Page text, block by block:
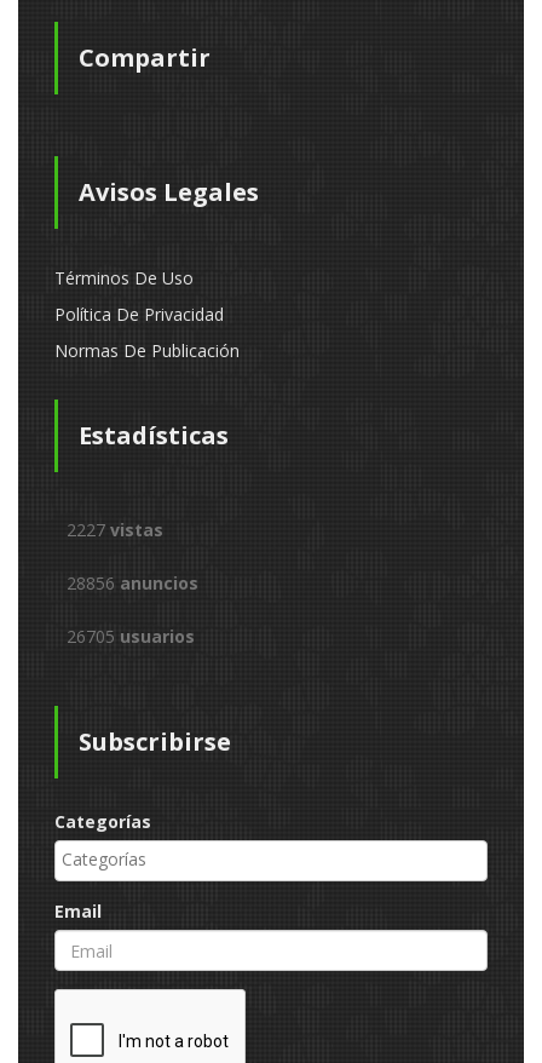
Compartir
Avisos Legales
Términos De Uso
Política De Privacidad
Normas De Publicación
Estadísticas
2227 vistas
28856 anuncios
26705 usuarios
Subscribirse
Categorías
Email